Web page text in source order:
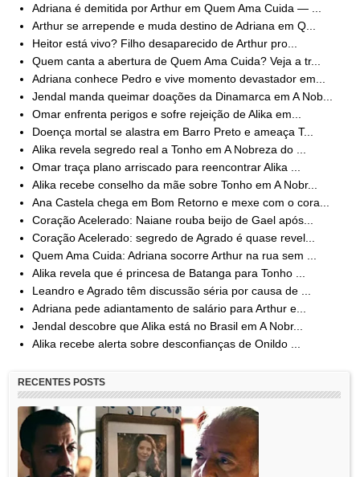
Adriana é demitida por Arthur em Quem Ama Cuida — ...
Arthur se arrepende e muda destino de Adriana em Q...
Heitor está vivo? Filho desaparecido de Arthur pro...
Quem canta a abertura de Quem Ama Cuida? Veja a tr...
Adriana conhece Pedro e vive momento devastador em...
Jendal manda queimar doações da Dinamarca em A Nob...
Omar enfrenta perigos e sofre rejeição de Alika em...
Doença mortal se alastra em Barro Preto e ameaça T...
Alika revela segredo real a Tonho em A Nobreza do ...
Omar traça plano arriscado para reencontrar Alika ...
Alika recebe conselho da mãe sobre Tonho em A Nobr...
Ana Castela chega em Bom Retorno e mexe com o cora...
Coração Acelerado: Naiane rouba beijo de Gael após...
Coração Acelerado: segredo de Agrado é quase revel...
Quem Ama Cuida: Adriana socorre Arthur na rua sem ...
Alika revela que é princesa de Batanga para Tonho ...
Leandro e Agrado têm discussão séria por causa de ...
Adriana pede adiantamento de salário para Arthur e...
Jendal descobre que Alika está no Brasil em A Nobr...
Alika recebe alerta sobre desconfianças de Onildo ...
RECENTES POSTS